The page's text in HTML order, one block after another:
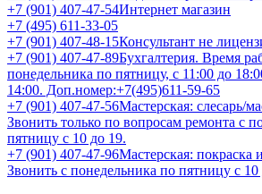
+7 (901) 407-47-54Интернет магазин
+7 (495) 611-33-05
+7 (901) 407-48-15Консультант не
+7 (901) 407-47-89Бухгалтерия. Время
понедельника по пятницу, с 11:00 до
14:00. Доп.номер:+7(495)611-59-65
+7 (901) 407-47-56Мастерская: слесарь/
Звонить только по вопросам ремонта с
пятницу с 10 до 19.
+7 (901) 407-47-96Мастерская: покраска
Звонить с понедельника по пятницу с 10